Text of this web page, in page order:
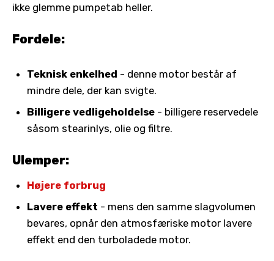
ikke glemme pumpetab heller.
Fordele:
Teknisk enkelhed - denne motor består af
mindre dele, der kan svigte.
Billigere vedligeholdelse - billigere reservedele
såsom stearinlys, olie og filtre.
Ulemper:
Højere forbrug
Lavere effekt - mens den samme slagvolumen
bevares, opnår den atmosfæriske motor lavere
effekt end den turboladede motor.